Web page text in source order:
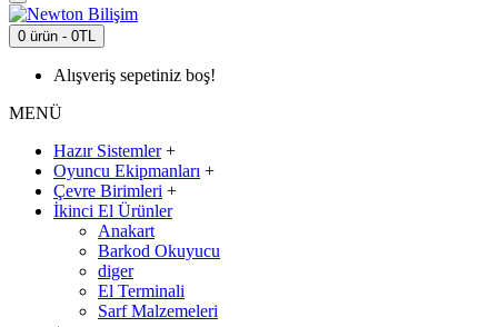
0 ürün - 0TL
Alışveriş sepetiniz boş!
MENÜ
Hazır Sistemler +
Oyuncu Ekipmanları +
Çevre Birimleri +
İkinci El Ürünler
Anakart
Barkod Okuyucu
diger
El Terminali
Sarf Malzemeleri